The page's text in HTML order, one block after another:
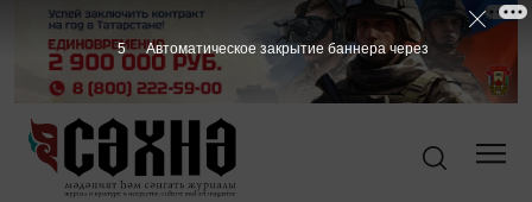
4 Автоматическое закрытие баннера через